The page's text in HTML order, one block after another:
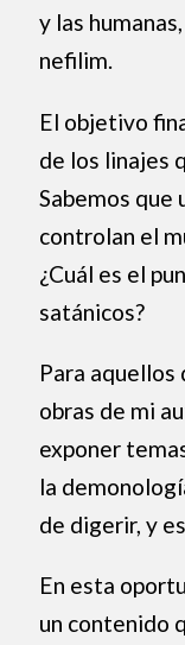
y las
nefilim.
El objetivo
de los linajes
Sabemos que
controlan el
¿Cuál es el
satánicos?
Para
obras de mi
exponer
la
de digerir, y
En esta
un contenido